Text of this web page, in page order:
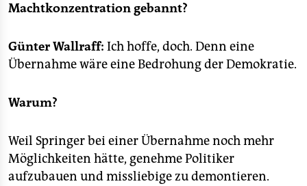
unterstützen
abo
genossenschaft
epaper login
Machtkonzentration gebannt?
Günter Wallraff: Ich hoffe, doch. Denn eine
Übernahme wäre eine Bedrohung der Demokratie.
Warum?
Weil Springer bei einer Übernahme noch mehr
Möglichkeiten hätte, genehme Politiker
aufzubauen und missliebige zu demontieren.